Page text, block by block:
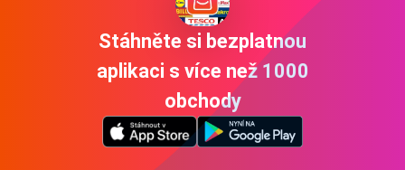
Stáhněte si bezplatnou
aplikaci s více než 1000
obchody